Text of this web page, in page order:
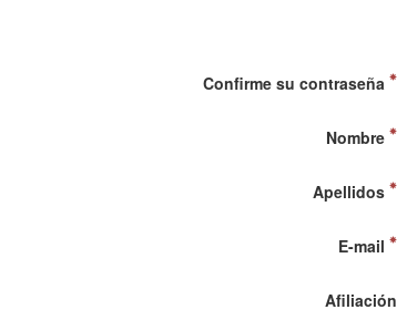
Confirme su contraseña
Nombre
Apellidos
E-mail
Afiliación